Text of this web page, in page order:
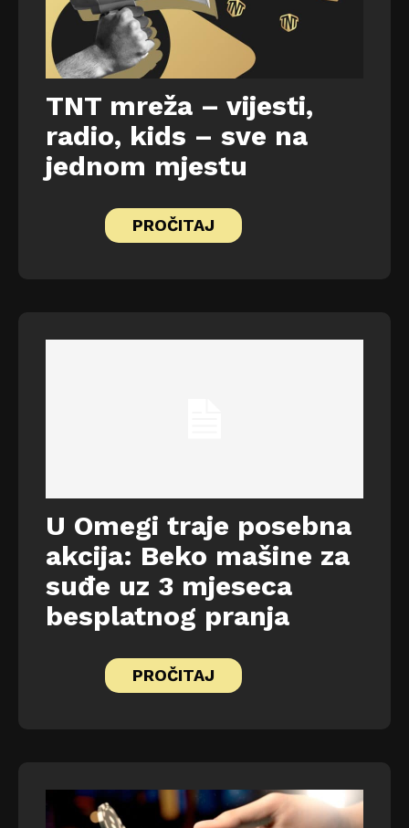
TNT mreža – vijesti,
radio, kids – sve na
jednom mjestu
PROČITAJ
U Omegi traje posebna
akcija: Beko mašine za
suđe uz 3 mjeseca
besplatnog pranja
PROČITAJ